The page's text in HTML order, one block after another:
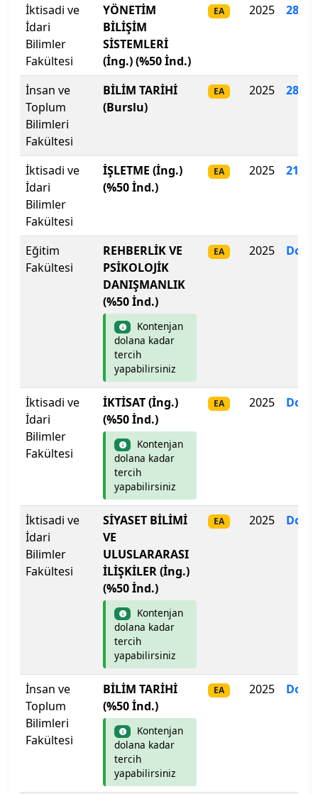
İskenderun Teknik Üniversitesi
İstanbul 29 Mayıs Üniversitesi
İstanbul Arel Üniversitesi
İstanbul Atlas Üniversitesi
İstanbul Aydın Üniversitesi
İstanbul Beykent Üniversitesi
İstanbul Bilgi Üniversitesi
İstanbul Esenyurt Üniversitesi
İstanbul Galata Üniversitesi
İstanbul Gedik Üniversitesi
İstanbul Gelişim Üniversitesi
İstanbul Kent Üniversitesi
İstanbul Kültür Üniversitesi
İstanbul Medeniyet Üniversitesi
İstanbul Medipol Üniversitesi
İstanbul Nişantaşı Üniversitesi
İstanbul Okan Üniversitesi
İstanbul Rumeli Üniversitesi
İstanbul Sabahattin Zaim Üniversitesi
İstanbul Sağlık ve Sosyal Bilimler Meslek Y.O.
İstanbul Sağlık ve Sosyal Bilimler Meslek Y.O.
İstanbul Sağlık ve Teknoloji Üniversitesi
İstanbul Şişli Meslek Y.O.
İktisadi ve
İdari
Bilimler
Fakültesi
YÖNETİM
BİLİŞİM
SİSTEMLERİ
(İng.) (%50 İnd.)
EA 2025
İnsan ve
Toplum
Bilimleri
Fakültesi
BİLİM TARİHİ
(Burslu)
EA 2025
İktisadi ve
İdari
Bilimler
Fakültesi
İŞLETME (İng.)
(%50 İnd.)
EA 2025 210
Eğitim
Fakültesi
REHBERLİK VE
PSİKOLOJİK
DANIŞMANLIK
(%50 İnd.)
Kontenjan
dolana kadar
tercih
yapabilirsiniz
EA 2025
İktisadi ve
İdari
Bilimler
Fakültesi
İKTİSAT (İng.)
(%50 İnd.)
Kontenjan
dolana kadar
tercih
yapabilirsiniz
EA 2025
İktisadi ve
İdari
Bilimler
Fakültesi
SİYASET BİLİMİ
VE
ULUSLARARASI
İLİŞKİLER (İng.)
(%50 İnd.)
Kontenjan
dolana kadar
tercih
yapabilirsiniz
EA 2025
İnsan ve
Toplum
Bilimleri
Fakültesi
BİLİM TARİHİ
(%50 İnd.)
Kontenjan
dolana kadar
tercih
yapabilirsiniz
EA 2025